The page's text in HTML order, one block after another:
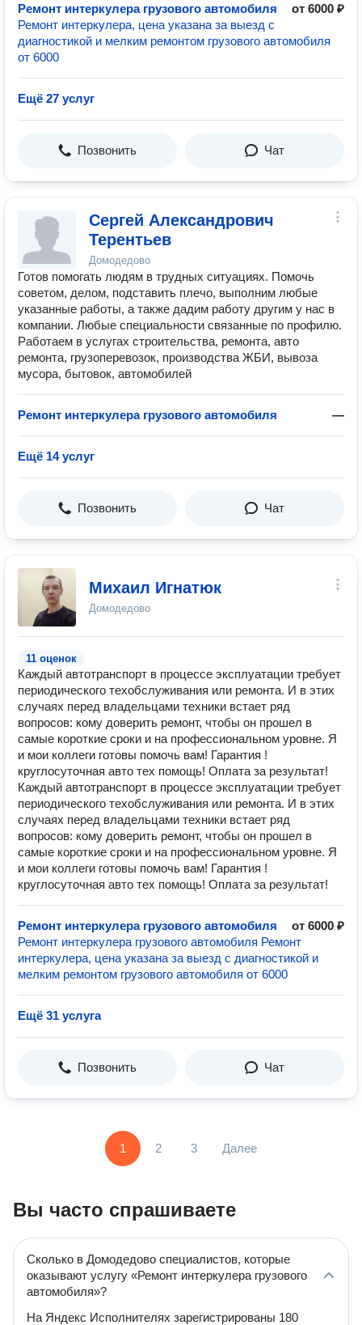
Ремонт интеркулера грузового автомобиля
от 6000 ₽
Ремонт интеркулера, цена указана за выезд с
диагностикой и мелким ремонтом грузового автомобиля
от 6000
Ещё 27 услуг
Позвонить Чат
Сергей Александрович
Терентьев
Домодедово
Готов помогать людям в трудных ситуациях. Помочь
советом, делом, подставить плечо, выполним любые
указанные работы, а также дадим работу другим у нас в
компании. Любые специальности связанные по профилю.
Работаем в услугах строительства, ремонта, авто
ремонта, грузоперевозок, производства ЖБИ, вывоза
мусора, бытовок, автомобилей
Ремонт интеркулера грузового автомобиля —
Ещё 14 услуг
Позвонить Чат
Михаил Игнатюк
Домодедово
11 оценок
Каждый автотранспорт в процессе эксплуатации требует
периодического техобслуживания или ремонта. И в этих
случаях перед владельцами техники встает ряд
вопросов: кому доверить ремонт, чтобы он прошел в
самые короткие сроки и на профессиональном уровне. Я
и мои коллеги готовы помочь вам! Гарантия !
круглосуточная авто тех помощь! Оплата за результат!
Каждый автотранспорт в процессе эксплуатации требует
периодического техобслуживания или ремонта. И в этих
случаях перед владельцами техники встает ряд
вопросов: кому доверить ремонт, чтобы он прошел в
самые короткие сроки и на профессиональном уровне. Я
и мои коллеги готовы помочь вам! Гарантия !
круглосуточная авто тех помощь! Оплата за результат!
Ремонт интеркулера грузового автомобиля
от 6000 ₽
Ремонт интеркулера грузового автомобиля Ремонт
интеркулера, цена указана за выезд с диагностикой и
мелким ремонтом грузового автомобиля от 6000
Ещё 31 услуга
Позвонить Чат
1 2 3 Далее
Вы часто спрашиваете
Сколько в Домодедово специалистов, которые
оказывают услугу «Ремонт интеркулера грузового
автомобиля»?
На Яндекс Исполнителях зарегистрированы 180